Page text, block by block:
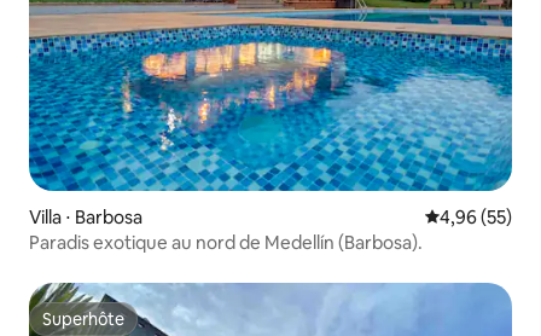
Villa ⋅ Barbosa Évaluation
4,96 (55)
Paradis exotique au nord de Medellín (Barbosa).
Superhôte
Superhôte